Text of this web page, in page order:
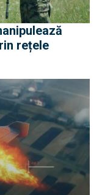
rețele